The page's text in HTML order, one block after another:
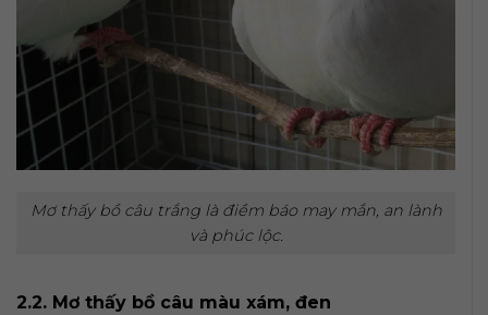
Mơ thấy bồ câu trắng là điềm báo may mắn, an lành
và phúc lộc.
2.2. Mơ thấy bồ câu màu xám, đen